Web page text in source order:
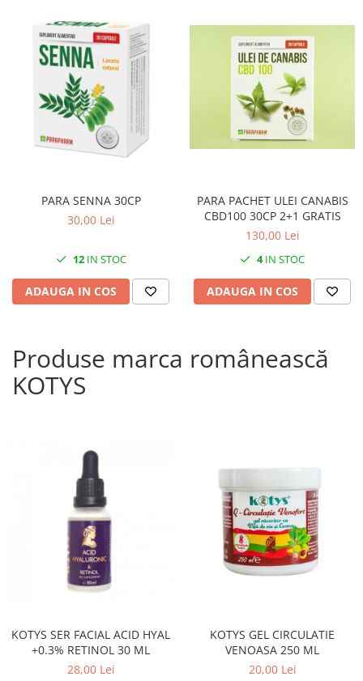
PARA SENNA 30CP
30,00 Lei
12IN STOC
ADAUGA IN COS
PARA PACHET ULEI CANABIS
CBD100 30CP 2+1 GRATIS
130,00 Lei
4IN STOC
ADAUGA IN COS
Produse marca românească
KOTYS
KOTYS SER FACIAL ACID HYAL
+0.3% RETINOL 30 ML
28,00 Lei
KOTYS GEL CIRCULATIE
VENOASA 250 ML
20,00 Lei